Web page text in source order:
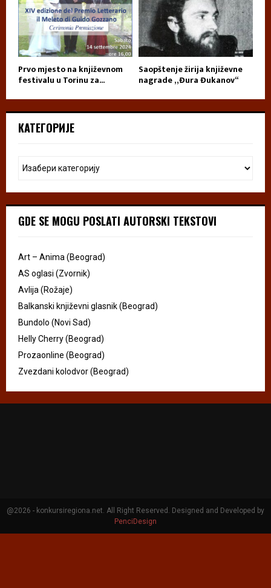
Prvo mjesto na književnom
festivalu u Torinu za...
Saopštenje žirija književne
nagrade „Đura Đukanov“
КАТЕГОРИЈЕ
GDE SE MOGU POSLATI AUTORSKI TEKSTOVI
Art – Anima (Beograd)
AS oglasi (Zvornik)
Avlija (Rožaje)
Balkanski književni glasnik (Beograd)
Bundolo (Novi Sad)
Helly Cherry (Beograd)
Prozaonline (Beograd)
Zvezdani kolodvor (Beograd)
@2026 - konkursiregiona.net. All Right Reserved. Designed and Developed by
PenciDesign